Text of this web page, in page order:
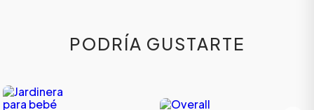
PODRÍA GUSTARTE